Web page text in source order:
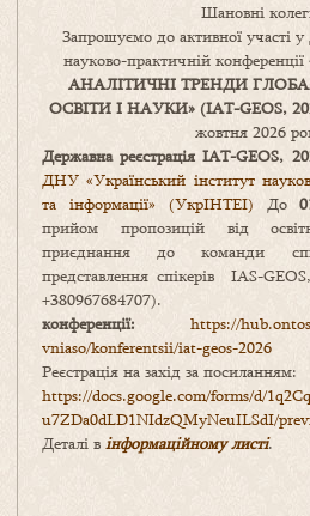
Шановні
Запрошуємо до активної участі
науково-практичній конференції
АНАЛІТИЧНІ ТРЕНДИ
ОСВІТИ І НАУКИ» (IAT-GEOS,
жовтня 2026
Державна реєстрація IAT-GEOS,
ДНУ «Український інститут
та інформації» (УкрІНТЕІ) До
прийом пропозицій від
приєднання до команди
представлення спікерів IAS-
конференції: https://
vniaso/konferentsii/iat-geos-2026
Реєстрація на захід за посиланням:
https://docs.google.com/forms/d/
u7ZDa0dLD1NIdzQMyNeuILSdI/
Деталі в інформаційному листі.